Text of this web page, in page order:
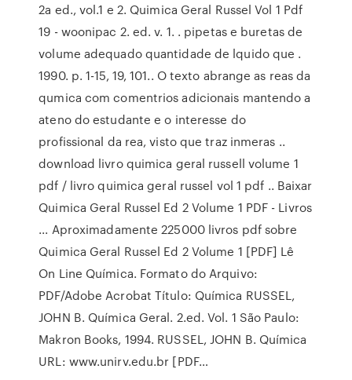
2a ed., vol.1 e 2. Quimica Geral Russel Vol 1 Pdf
19 - woonipac 2. ed. v. 1. . pipetas e buretas de
volume adequado quantidade de lquido que .
1990. p. 1-15, 19, 101.. O texto abrange as reas da
qumica com comentrios adicionais mantendo a
ateno do estudante e o interesse do
profissional da rea, visto que traz inmeras ..
download livro quimica geral russell volume 1
pdf / livro quimica geral russel vol 1 pdf .. Baixar
Quimica Geral Russel Ed 2 Volume 1 PDF - Livros
... Aproximadamente 225000 livros pdf sobre
Quimica Geral Russel Ed 2 Volume 1 [PDF] Lê
On Line Química. Formato do Arquivo:
PDF/Adobe Acrobat Título: Química RUSSEL,
JOHN B. Química Geral. 2.ed. Vol. 1 São Paulo:
Makron Books, 1994. RUSSEL, JOHN B. Química
URL: www.unirv.edu.br [PDF…